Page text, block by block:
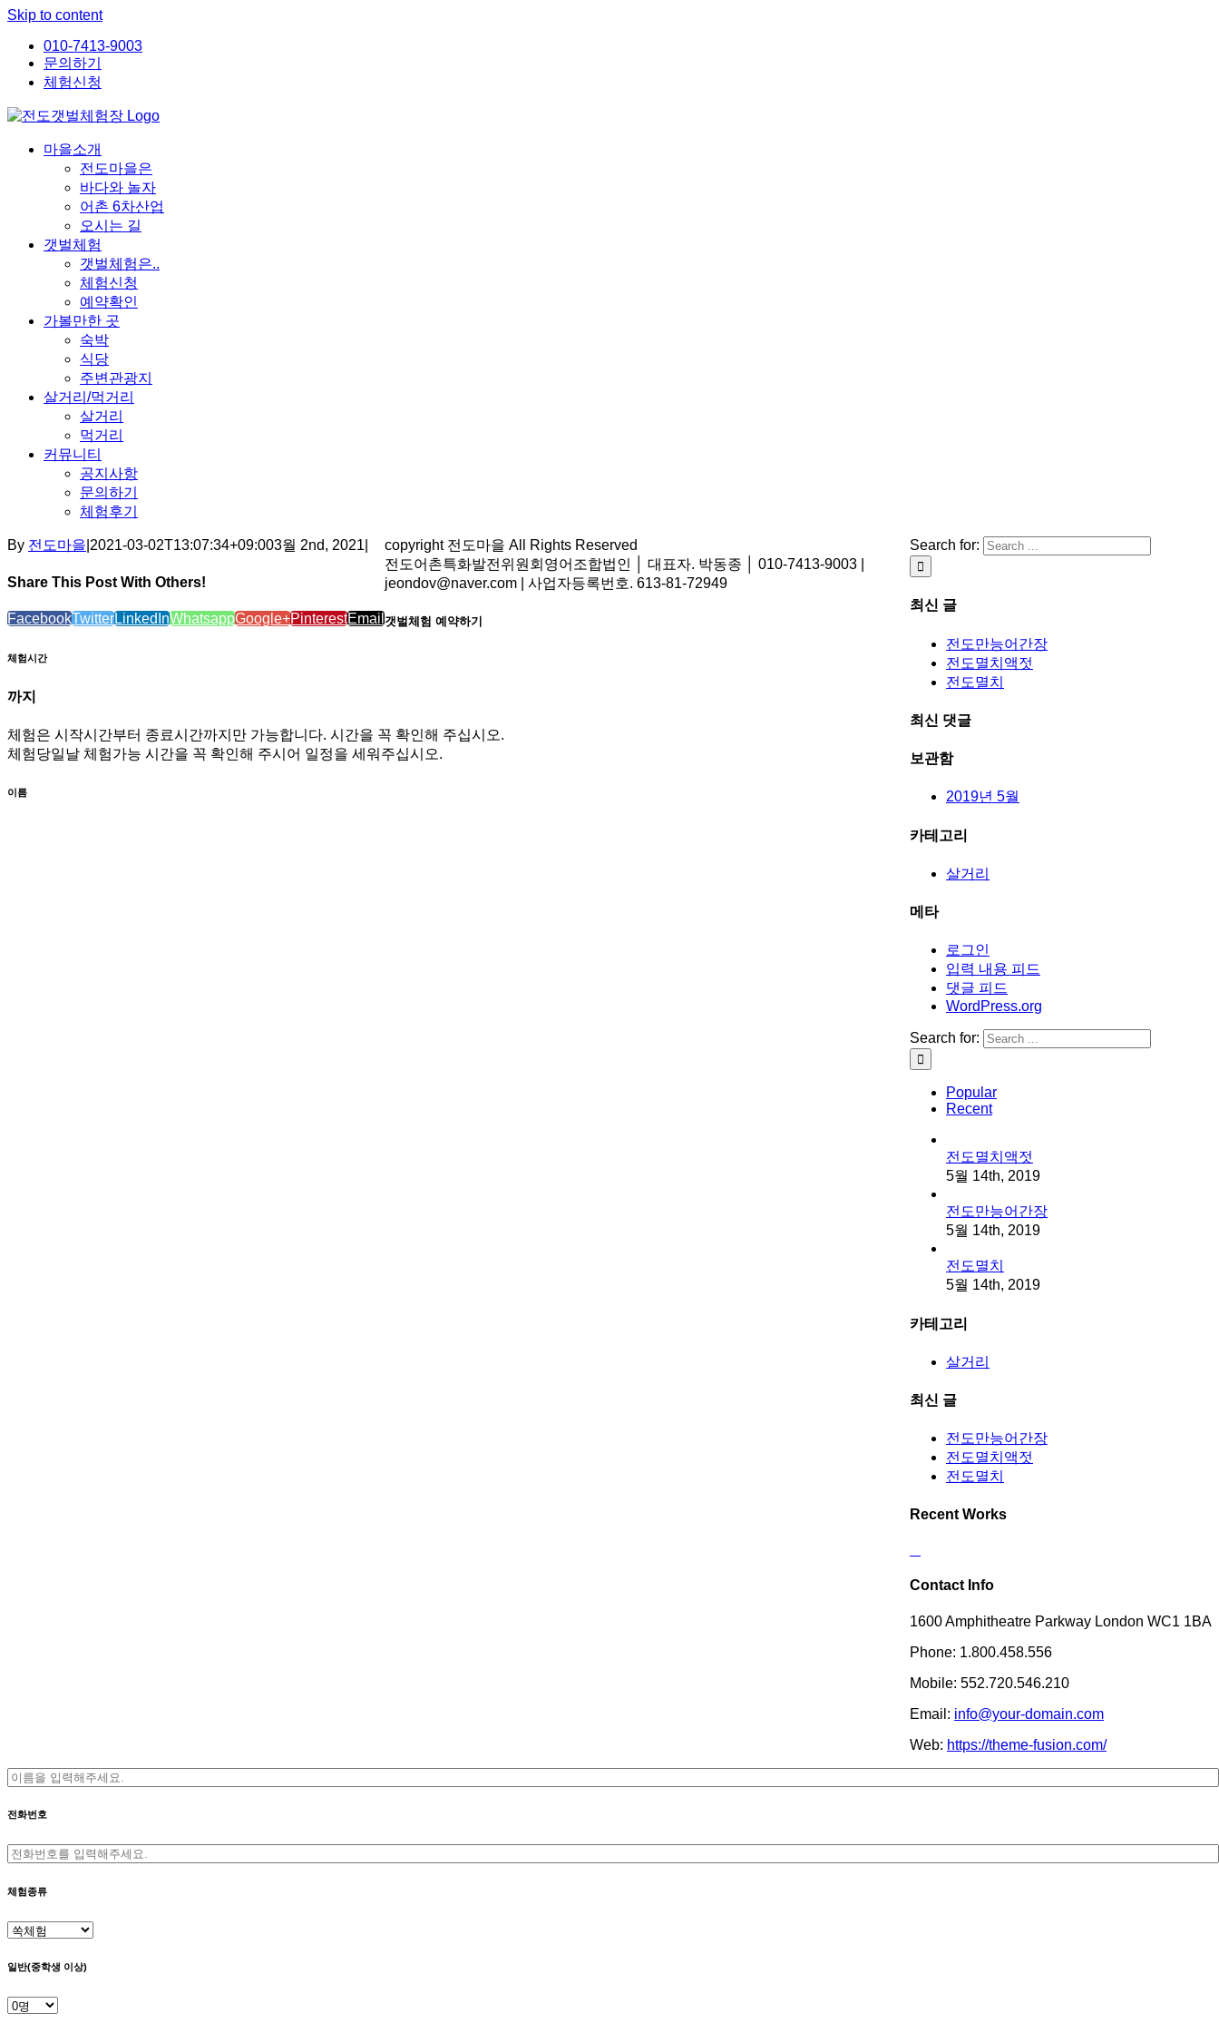
Skip to content
010-7413-9003
문의하기
체험신청
마을소개
전도마을은
바다와 놀자
어촌 6차산업
오시는 길
갯벌체험
갯벌체험은..
체험신청
예약확인
가볼만한 곳
숙박
식당
주변관광지
살거리/먹거리
살거리
먹거리
커뮤니티
공지사항
문의하기
체험후기
By 전도마을 2021-03-02T13:07:34+09:003월 2nd, 2021
Share This Post With Others!
FacebookTwitterLinkedInWhatsappGoogle+PinterestEmail
Search for:
최신 글
전도만능어간장
전도멸치액젓
전도멸치
최신 댓글
보관함
2019년 5월
카테고리
살거리
메타
로그인
입력 내용 피드
댓글 피드
WordPress.org
Search for:
Popular
Recent
전도멸치액젓
5월 14th, 2019
전도만능어간장
5월 14th, 2019
전도멸치
5월 14th, 2019
카테고리
살거리
최신 글
전도만능어간장
전도멸치액젓
전도멸치
Recent Works
Contact Info
1600 Amphitheatre Parkway London WC1 1BA
Phone: 1.800.458.556
Mobile: 552.720.546.210
Email: info@your-domain.com
Web: https://theme-fusion.com/
copyright 전도마을 All Rights Reserved
전도어촌특화발전위원회영어조합법인 │ 대표자. 박동종 │ 010-7413-9003 |
jeondov@naver.com | 사업자등록번호. 613-81-72949
갯벌체험 예약하기
체험시간
까지
체험은 시작시간부터 종료시간까지만 가능합니다. 시간을 꼭 확인해 주십시오.
체험당일날 체험가능 시간을 꼭 확인해 주시어 일정을 세워주십시오.
이름
전화번호
체험종류
일반(중학생 이상)